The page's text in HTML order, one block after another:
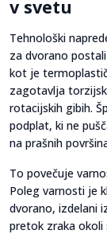
v svetu
Tehnološki
za dvorano
kot je
zagotavlja
rotacijskih gibih.
podplat, ki ne
na prašnih
To povečuje
Poleg varnosti je
dvorano, izdelani
pretok zraka okoli